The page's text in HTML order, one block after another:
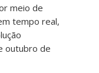
meio de
tempo real,
outubro de